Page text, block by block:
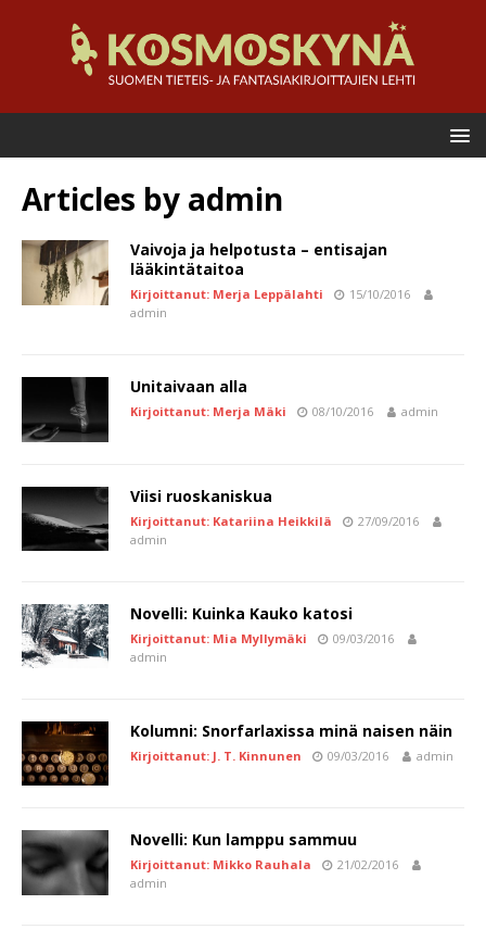
Articles by admin
Vaivoja ja helpotusta – entisajan
lääkintätaitoa
Kirjoittanut: Merja Leppälahti
15/10/2016
admin
Unitaivaan alla
Kirjoittanut: Merja Mäki 08/10/2016 admin
Viisi ruoskaniskua
Kirjoittanut: Katariina Heikkilä
27/09/2016
admin
Novelli: Kuinka Kauko katosi
Kirjoittanut: Mia Myllymäki
09/03/2016
admin
Kolumni: Snorfarlaxissa minä naisen näin
Kirjoittanut: J. T. Kinnunen 09/03/2016 admin
Novelli: Kun lamppu sammuu
Kirjoittanut: Mikko Rauhala
21/02/2016
admin